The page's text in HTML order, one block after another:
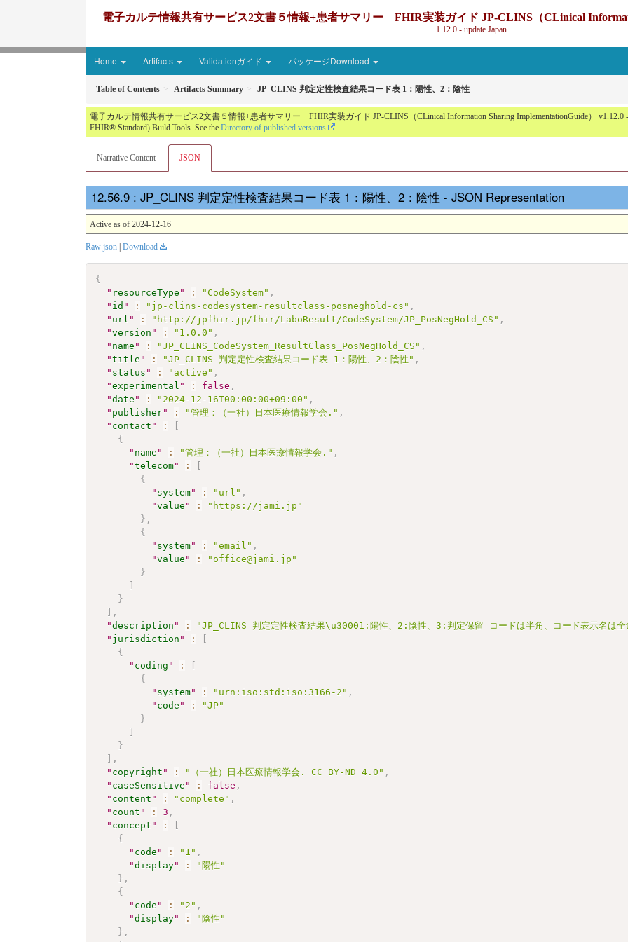
電子カルテ情報共有サービス2文書５情報+患者サマリー FHIR実装ガイド JP-CLINS（CLinical
1.12.0 - update Japan
Home Artifacts Validationガイド パッケージDownload
Table of Contents Artifacts Summary JP_CLINS 判定定性検査結果コード表 1：陽性、2：陰性
電子カルテ情報共有サービス2文書５情報+患者サマリー FHIR実装ガイド JP-CLINS（CLinical Information Sharing ImplementationGuide） v1.12.0
FHIR® Standard) Build Tools. See the Directory of published versions
Narrative Content JSON
: JP_CLINS 判定定性検査結果コード表 1：陽性、2：陰性 - JSON Representation
Active as of 2024-12-16
Raw json | Download
{
" resourceType " : "CodeSystem" ,
" id " : "jp-clins-codesystem-resultclass-posneghold-cs" ,
" url " : "http://jpfhir.jp/fhir/LaboResult/CodeSystem/JP_PosNegHold_CS" ,
"version " : "1.0.0" ,
" name " : "JP_CLINS_CodeSystem_ResultClass_PosNegHold_CS" ,
"title " : "JP_CLINS 判定定性検査結果コード表 1：陽性、2：陰性" ,
" status " : "active" ,
"experimental " : false ,
"date " : "2024-12-16T00:00:00+09:00" ,
" publisher" : "管理：（一社）日本医療情報学会." ,
" contact " :
{
" name " : "管理：（一社）日本医療情報学会." ,
"telecom" :
{
" system" : "url" ,
"value " :
"https://jami.jp"
} ,
{
" system" : "email" ,
"value " :
"office@jami.jp"
}
}
,
"description " : "JP_CLINS 判定定性検査結果\u30001:陽性、2:陰性、3:判定保留 コードは半角、コード表示名は全
" jurisdiction " :
{
" coding " :
{
" system" : "urn:iso:std:iso:3166-2" ,
" code " :
"JP"
}
}
,
" copyright " : "（一社）日本医療情報学会. CC BY-ND 4.0" ,
" caseSensitive " : false ,
" content " : "complete" ,
" count " : 3 ,
" concept " :
{
" code " : "1" ,
"display" :
"陽性"
} ,
{
" code " : "2" ,
"display" :
"陰性"
} ,